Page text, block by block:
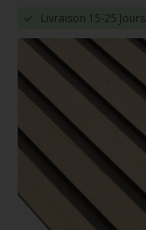
Livraison 15-25 Jours